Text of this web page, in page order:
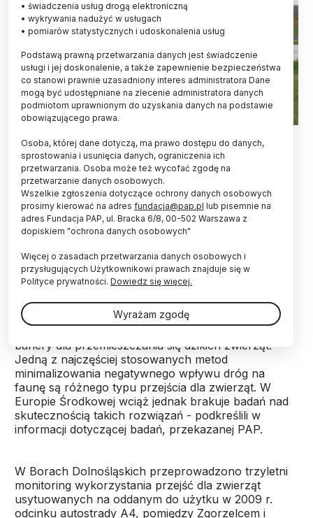
Dzikie ssaki najchętniej wykorzystują szerokie
górne przejścia dla zwierząt. Dowiodły tego
trzyletnie badania przeprowadzone na piętnastu
przejściach dla dużych zwierząt na odcinku
autostrady A4, biegnącym przez Bory
Dolnośląskie.
Autorzy badania zwracają uwagę, że w Polsce
dynamicznie rozwijana jest sieć dróg szybkiego
ruchu. Autostrady i drogi ekspresowe są
obligatoryjnie grodzone, co w połączeniu z
bariery dla przemieszczania się dzikich zwierząt.
Jedną z najczęściej stosowanych metod
minimalizowania negatywnego wpływu dróg na
faunę są różnego typu przejścia dla zwierząt. W
Europie Środkowej wciąż jednak brakuje badań nad
skutecznością takich rozwiązań - podkreślili w
informacji dotyczącej badań, przekazanej PAP.
W Borach Dolnośląskich przeprowadzono trzyletni
monitoring wykorzystania przejść dla zwierząt
usytuowanych na oddanym do użytku w 2009 r.
odcinku autostrady A4, pomiędzy Zgorzelcem i
• świadczenia usług drogą elektroniczną
• wykrywania nadużyć w usługach
• pomiarów statystycznych i udoskonalenia usług
Podstawą prawną przetwarzania danych jest świadczenie
usługi i jej doskonalenie, a także zapewnienie bezpieczeństwa
co stanowi prawnie uzasadniony interes administratora Dane
mogą być udostępniane na zlecenie administratora danych
podmiotom uprawnionym do uzyskania danych na podstawie
obowiązującego prawa.
Osoba, której dane dotyczą, ma prawo dostępu do danych,
sprostowania i usunięcia danych, ograniczenia ich
przetwarzania. Osoba może też wycofać zgodę na
przetwarzanie danych osobowych.
Wszelkie zgłoszenia dotyczące ochrony danych osobowych
prosimy kierować na adres fundacja@pap.pl lub pisemnie na
adres Fundacja PAP, ul. Bracka 6/8, 00-502 Warszawa z
dopiskiem "ochrona danych osobowych"
Więcej o zasadach przetwarzania danych osobowych i
przysługujących Użytkownikowi prawach znajduje się w
Polityce prywatności. Dowiedz się więcej.
Wyrażam zgodę